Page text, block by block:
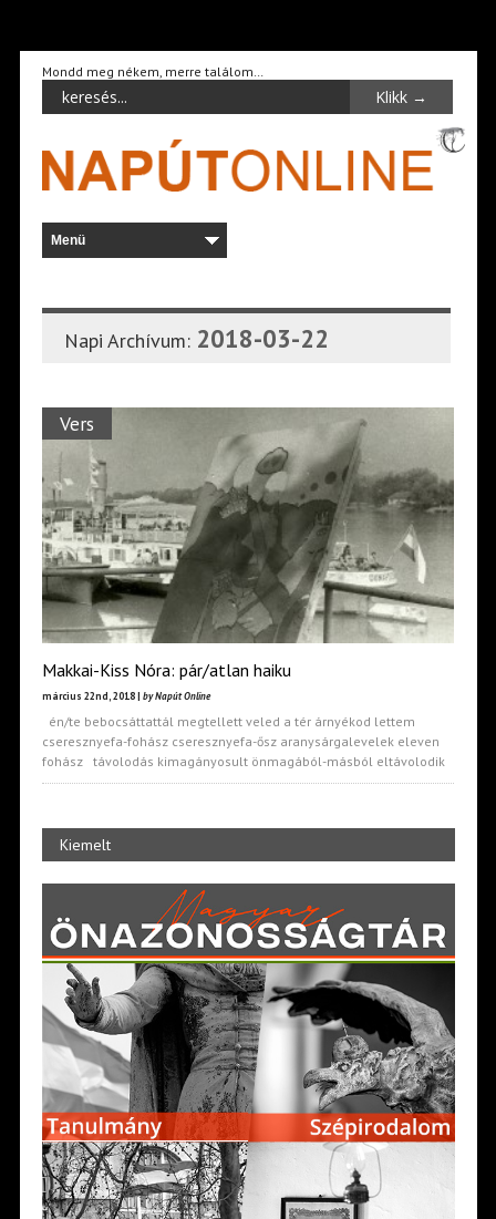
Mondd meg nékem, merre találom…
Napi Archívum: 2018-03-22
Vers
Makkai-Kiss Nóra: pár/atlan haiku
március 22nd, 2018 | by Napút Online
én/te bebocsáttattál megtellett veled a tér árnyékod lettem
cseresznyefa-fohász cseresznyefa-ősz aranysárgalevelek eleven
fohász távolodás kimagányosult önmagából-másból eltávolodik
Kiemelt